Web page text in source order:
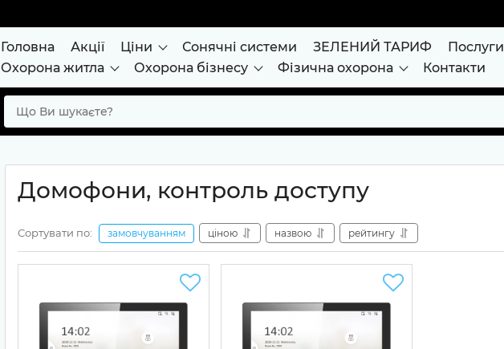
Головна Акції Ціни Сонячні системи ЗЕЛЕНИЙ ТАРИФ Послуги
Охорона житла
Охорона бізнесу Фізична охорона Контакти
Домофони, контроль доступу
Сортувати по: замовчуванням ціною назвою рейтингу